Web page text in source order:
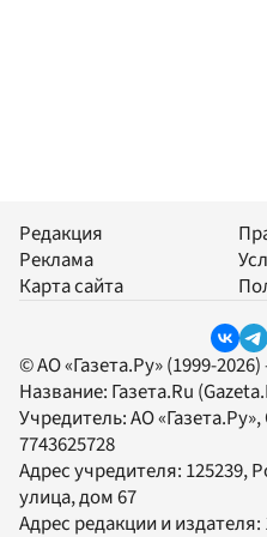
Редакция
Реклама
Карта сайта
© АО «Газета.Ру» (1999-
Название: Газета.Ru
Учредитель:АО «Газета.Ру»,
7743625728
Адрес учредителя: 125239,
улица, дом 67
Адрес редакции и издателя: